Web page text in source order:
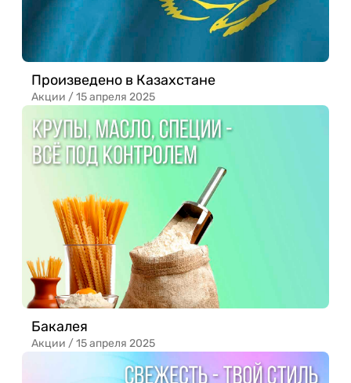
Произведено в Казахстане
Акции /15 апреля 2025
Бакалея
Акции /15 апреля 2025